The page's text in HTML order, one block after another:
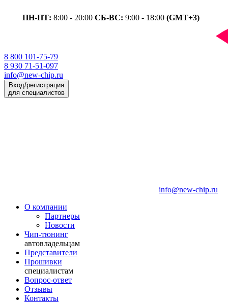
ПН-ПТ: 8:00 - 20:00 СБ-ВС: 9:00 - 18:00 (GMT+3)
8 800 101-75-79
8 930 71-51-097
info@new-chip.ru
Вход/регистрация
для специалистов
info@new-chip.ru
О компании
Партнеры
Новости
Чип-тюнинг
автовладельцам
Представители
Прошивки
специалистам
Вопрос-ответ
Отзывы
Контакты